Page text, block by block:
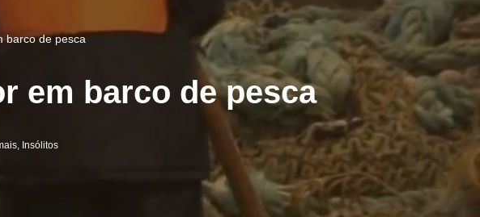
barco de pesca
em barco de pesca
, Insólitos